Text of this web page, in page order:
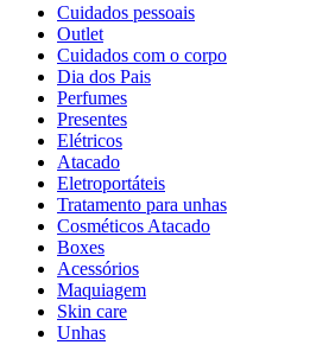
Cuidados pessoais
Outlet
Cuidados com o corpo
Dia dos Pais
Perfumes
Presentes
Elétricos
Atacado
Eletroportáteis
Tratamento para unhas
Cosméticos Atacado
Boxes
Acessórios
Maquiagem
Skin care
Unhas